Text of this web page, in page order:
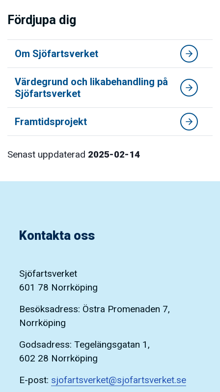
Fördjupa dig
Om Sjöfartsverket
Värdegrund och likabehandling på
Sjöfartsverket
Framtidsprojekt
Senast uppdaterad 2025-02-14
Kontakta oss
Sjöfartsverket
601 78 Norrköping
Besöksadress: Östra Promenaden 7,
Norrköping
Godsadress: Tegelängsgatan 1,
602 28 Norrköping
E-post: sjofartsverket@sjofartsverket.se